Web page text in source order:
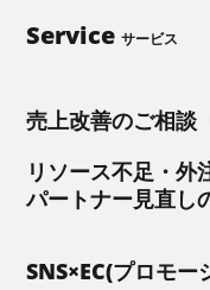
Serviceサービス
売上改善のご相談
リソース不足・外
パートナー見直し
SNS×EC(プロモ